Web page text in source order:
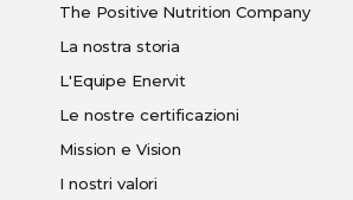
The Positive Nutrition Company
La nostra storia
L'Equipe Enervit
Le nostre certificazioni
Mission e Vision
I nostri valori